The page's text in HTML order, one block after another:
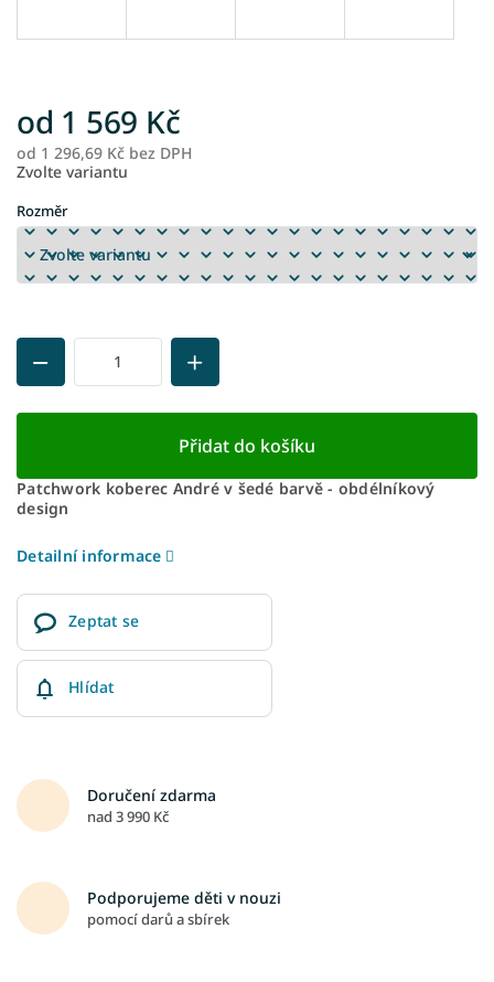
od 1 569 Kč
od 1 296,69 Kč bez DPH
Zvolte variantu
Rozměr
Přidat do košíku
Patchwork koberec André v šedé barvě - obdélníkový
design
Detailní informace
Zeptat se
Hlídat
Doručení zdarma
nad 3 990 Kč
Podporujeme děti v nouzi
pomocí darů a sbírek